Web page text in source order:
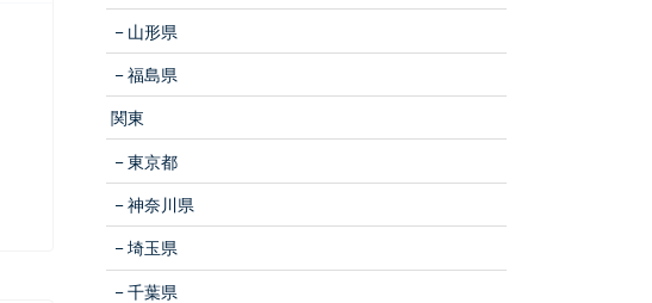
山形県
福島県
関東
東京都
神奈川県
埼玉県
千葉県